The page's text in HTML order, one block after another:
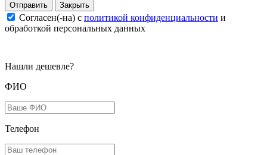
Закрыть
Согласен(-на) c политикой конфиденциальности и
обработкой персональных данных
Нашли дешевле?
ФИО
Телефон